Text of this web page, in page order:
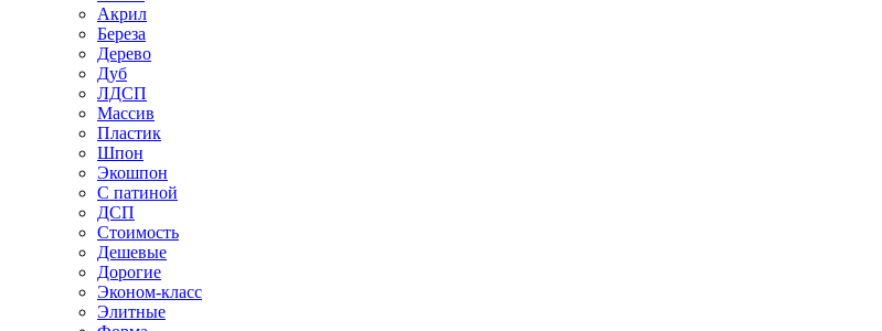
Акрил
Береза
Дерево
Дуб
ЛДСП
Массив
Пластик
Шпон
Экошпон
С патиной
ДСП
Стоимость
Дешевые
Дорогие
Эконом-класс
Элитные